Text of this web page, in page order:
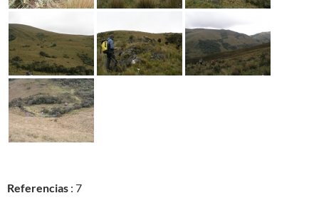
Referencias : 7